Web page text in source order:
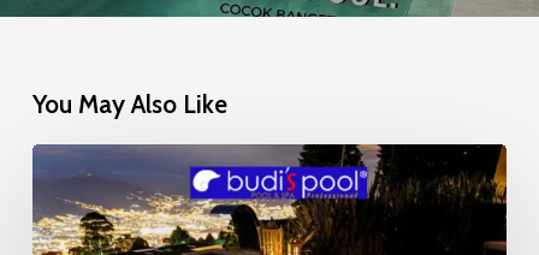
You May Also Like
Mosaic
Glow
in